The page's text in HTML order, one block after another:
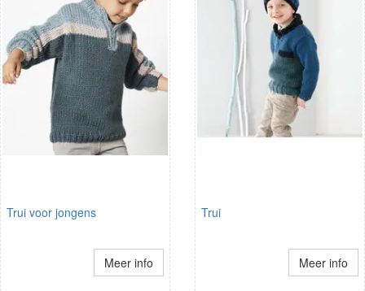
Trui voor jongens
Meer info
Trui
Meer info